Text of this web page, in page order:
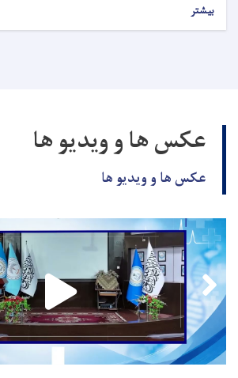
بیشتر
عکس ها و ویدیو ها
عکس ها و ویدیو ها